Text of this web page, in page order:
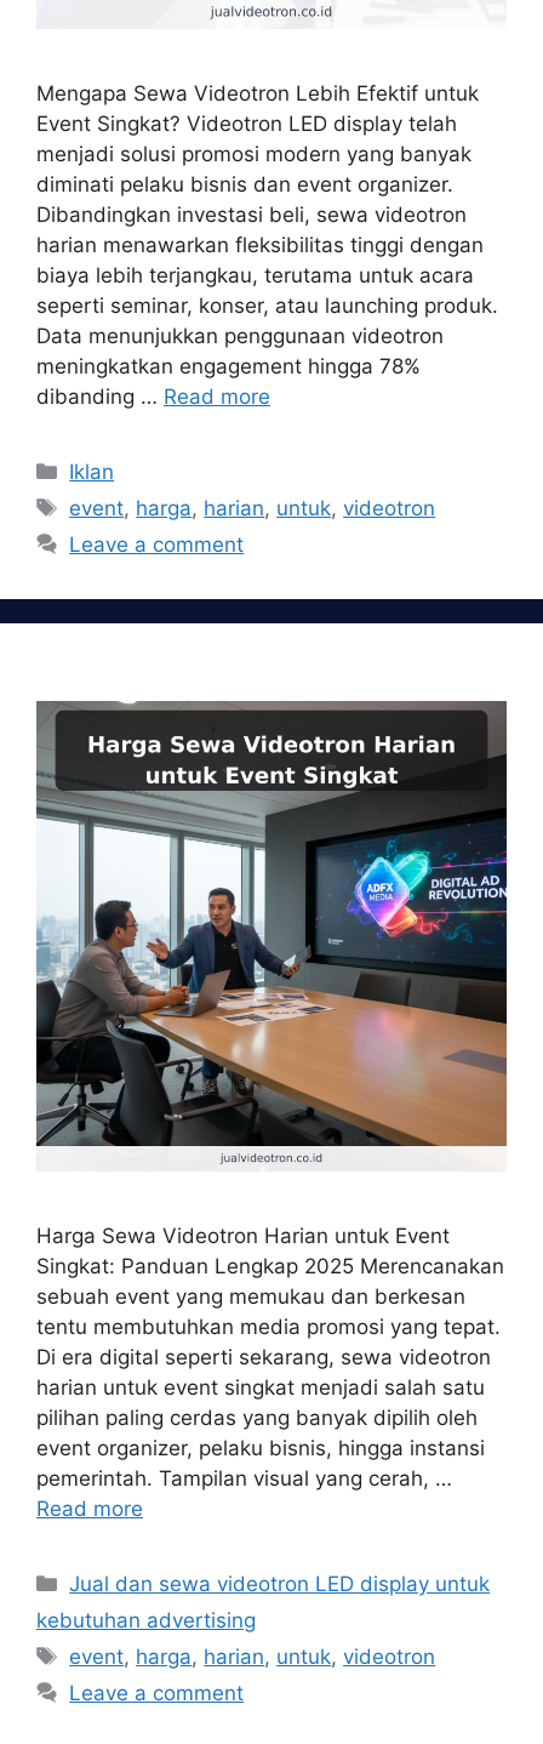
Mengapa Sewa Videotron Lebih Efektif untuk
Event Singkat? Videotron LED display telah
menjadi solusi promosi modern yang banyak
diminati pelaku bisnis dan event organizer.
Dibandingkan investasi beli, sewa videotron
harian menawarkan fleksibilitas tinggi dengan
biaya lebih terjangkau, terutama untuk acara
seperti seminar, konser, atau launching produk.
Data menunjukkan penggunaan videotron
meningkatkan engagement hingga 78%
dibanding … Read more
Categories
Iklan
Tags
event, harga, harian, untuk,videotron
Leave a comment
Harga Sewa Videotron Harian untuk Event
Singkat: Panduan Lengkap 2025 Merencanakan
sebuah event yang memukau dan berkesan
tentu membutuhkan media promosi yang tepat.
Di era digital seperti sekarang, sewa videotron
harian untuk event singkat menjadi salah satu
pilihan paling cerdas yang banyak dipilih oleh
event organizer, pelaku bisnis, hingga instansi
pemerintah. Tampilan visual yang cerah, …
Read more
Categories
Jual dan sewa videotron LED display untuk
kebutuhan advertising
Tags
event, harga, harian, untuk,videotron
Leave a comment